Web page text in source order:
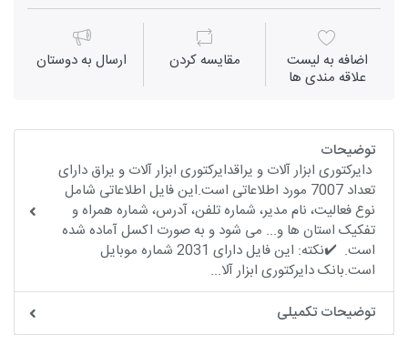
اضافه به لیست
علاقه مندی ها
مقايسه كردن ارسال به دوستان
توضیحات
دایرکتوری ابزار آلات و یراقدایرکتوری ابزار آلات و یراق دارای
تعداد 7007 مورد اطلاعاتی است.این فایل اطلاعاتی شامل
نوع فعالیت، نام مدیر، شماره تلفن، آدرس، شماره همراه و
تفکیک استان ها و... می شود و به صورت اکسل آماده شده
است. ✔️نکته: این فایل دارای 2031 شماره موبایل
است.بانک دایرکتوری ابزار آلا...
توضیحات تکمیلی